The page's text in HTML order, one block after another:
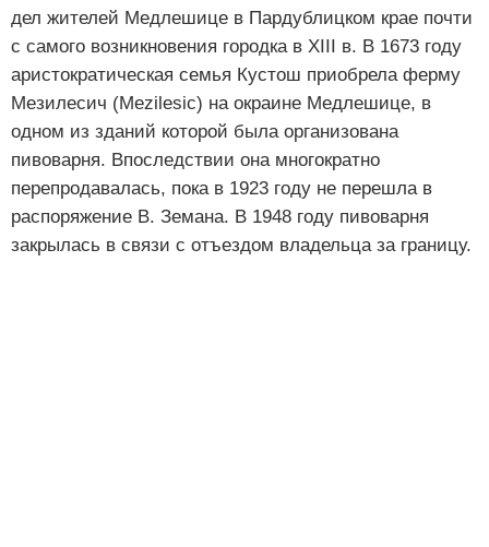
дел жителей Медлешице в Пардублицком крае почти
с самого возникновения городка в XIII в. В 1673 году
аристократическая семья Кустош приобрела ферму
Мезилесич (Mezilesic) на окраине Медлешице, в
одном из зданий которой была организована
пивоварня. Впоследствии она многократно
перепродавалась, пока в 1923 году не перешла в
распоряжение В. Земана. В 1948 году пивоварня
закрылась в связи с отъездом владельца за границу.